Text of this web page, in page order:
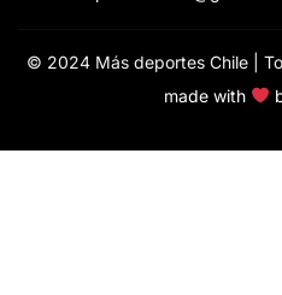
© 2024 Más deportes Chile |
made with